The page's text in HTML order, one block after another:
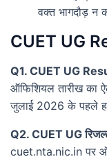
वक्त भागदौड़ न
CUET UG
Q1. CUET UG
ऑफिशियल तारीख का
जुलाई 2026 के पहले
Q2. CUET UG
cuet.nta.nic.in पर